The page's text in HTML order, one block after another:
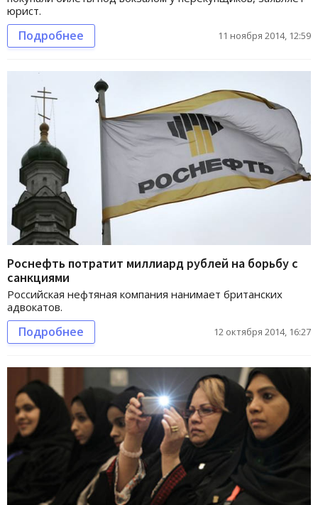
юрист.
Подробнее 11 ноября 2014, 12:59
Роснефть потратит миллиард рублей на борьбу с
санкциями
Российская нефтяная компания нанимает британских
адвокатов.
Подробнее 12 октября 2014, 16:27